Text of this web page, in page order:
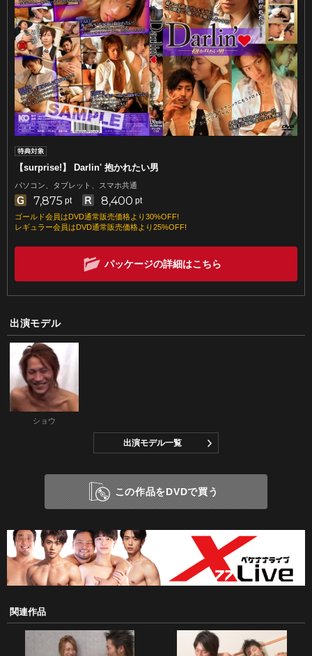
【surprise!】 Darlin' 抱かれたい男
パソコン、タブレット、スマホ共通
7,875 pt 8,400 pt
ゴールド会員はDVD通常販売価格より30%OFF!
レギュラー会員はDVD通常販売価格より25%OFF!
パッケージの詳細はこちら
出演モデル
ショウ
出演モデル一覧
この作品をDVDで買う
関連作品